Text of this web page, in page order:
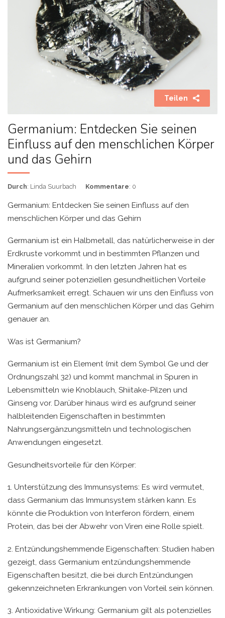
Teilen
Germanium: Entdecken Sie seinen
Einfluss auf den menschlichen Körper
und das Gehirn
Durch: Linda Suurbach Kommentare: 0
Germanium: Entdecken Sie seinen Einfluss auf den
menschlichen Körper und das Gehirn
Germanium ist ein Halbmetall, das natürlicherweise in der
Erdkruste vorkommt und in bestimmten Pflanzen und
Mineralien vorkommt. In den letzten Jahren hat es
aufgrund seiner potenziellen gesundheitlichen Vorteile
Aufmerksamkeit erregt. Schauen wir uns den Einfluss von
Germanium auf den menschlichen Körper und das Gehirn
genauer an.
Was ist Germanium?
Germanium ist ein Element (mit dem Symbol Ge und der
Ordnungszahl 32) und kommt manchmal in Spuren in
Lebensmitteln wie Knoblauch, Shiitake-Pilzen und
Ginseng vor. Darüber hinaus wird es aufgrund seiner
halbleitenden Eigenschaften in bestimmten
Nahrungsergänzungsmitteln und technologischen
Anwendungen eingesetzt.
Gesundheitsvorteile für den Körper:
1. Unterstützung des Immunsystems: Es wird vermutet,
dass Germanium das Immunsystem stärken kann. Es
könnte die Produktion von Interferon fördern, einem
Protein, das bei der Abwehr von Viren eine Rolle spielt.
2. Entzündungshemmende Eigenschaften: Studien haben
gezeigt, dass Germanium entzündungshemmende
Eigenschaften besitzt, die bei durch Entzündungen
gekennzeichneten Erkrankungen von Vorteil sein können.
3. Antioxidative Wirkung: Germanium gilt als potenzielles